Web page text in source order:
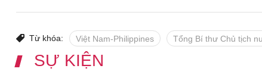
Từ khóa: Việt Nam-Philippines Tổng Bí thư Chủ tịch
SỰ KIỆN